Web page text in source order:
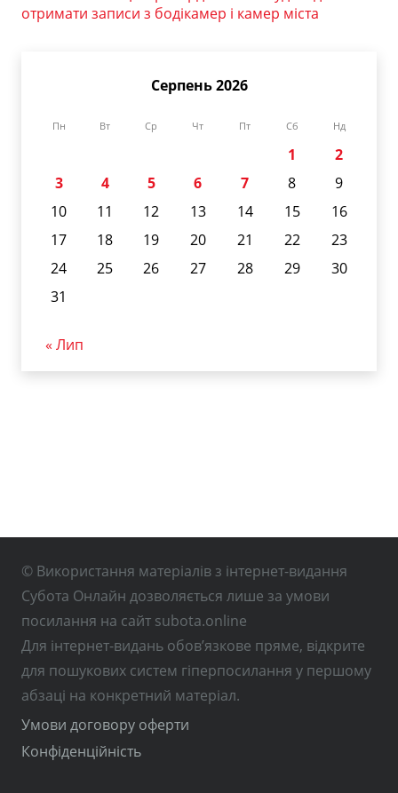
отримати записи з бодікамер і камер міста
Серпень 2026
Пн Вт Ср Чт Пт Сб Нд
1
2
3
4 5 6 7 8
9
10
11 12 13 14 15
16
17
18 19 20 21 22
23
24
25 26 27 28 29
30
31
« Лип
© Використання матеріалів з інтернет-видання
Субота Онлайн дозволяється лише за умови
посилання на сайт subota.online
Для інтернет-видань обов’язкове пряме, відкрите
для пошукових систем гіперпосилання у першому
абзаці на конкретний матеріал.
Умови договору оферти
Конфіденційність